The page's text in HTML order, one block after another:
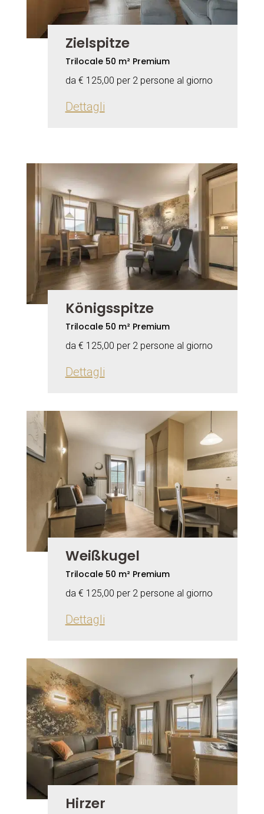
Zielspitze
Trilocale 50 m² Premium
da € 125,00 per 2 persone al giorno
Dettagli
Königsspitze
Trilocale 50 m² Premium
da € 125,00 per 2 persone al giorno
Dettagli
Weißkugel
Trilocale 50 m² Premium
da € 125,00 per 2 persone al giorno
Dettagli
Hirzer